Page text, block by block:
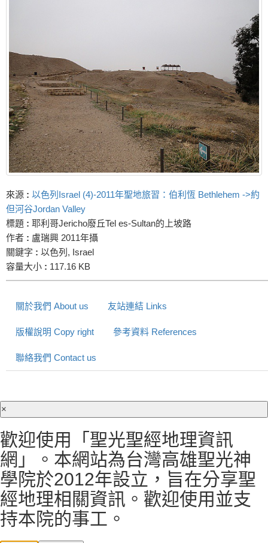
來源 : 以色列Israel (4)-2011年聖地旅習：伯利恆 Bethlehem ->約
但河谷Jordan Valley
標題 : 耶利哥Jericho廢丘Tel es-Sultan的上坡路
作者 : 盧瑞興 2011年攝
關鍵字 : 以色列, Israel
容量大小 : 117.16 KB
關於我們 About us 友站連結 Links
版權說明 Copy right 參考資料 References
聯絡我們 Contact us
×
歡迎使用「聖光聖經地理資訊
網」。本網站為台灣高雄聖光神
學院於2012年設立，旨在分享聖
經地理相關資訊。歡迎使用並支
持本院的事工。